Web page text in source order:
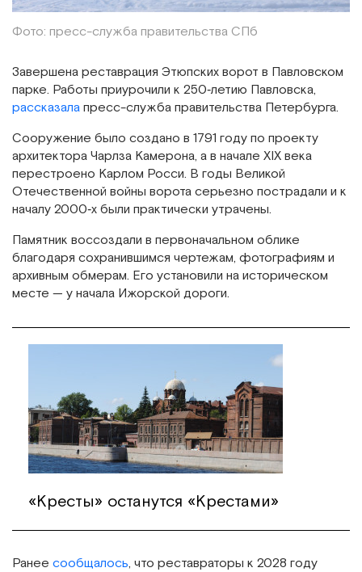
Фото: пресс-служба правительства СПб
Завершена реставрация Этюпских ворот в Павловском
парке. Работы приурочили к 250‑летию Павловска,
рассказалапресс-служба правительства Петербурга.
Сооружение было создано в 1791 году по проекту
архитектора Чарлза Камерона, а в начале XIX века
перестроено Карлом Росси. В годы Великой
Отечественной войны ворота серьезно пострадали и к
началу 2000‑х были практически утрачены.
Памятник воссоздали в первоначальном облике
благодаря сохранившимся чертежам, фотографиям и
архивным обмерам. Его установили на историческом
месте — у начала Ижорской дороги.
«Кресты» останутся «Крестами»
Ранее сообщалось, что реставраторы к 2028 году